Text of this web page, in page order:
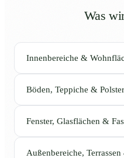
Was
Innenbereiche &
Böden, Teppiche &
Fenster, Glasflächen &
Außenbereiche,